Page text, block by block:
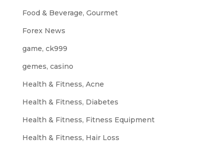
Food & Beverage, Gourmet
Forex News
game, ck999
gemes, casino
Health & Fitness, Acne
Health & Fitness, Diabetes
Health & Fitness, Fitness Equipment
Health & Fitness, Hair Loss